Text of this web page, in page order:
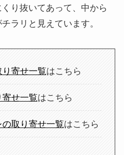
り抜いてあって、中から
ラリと見えています。
寄せ一覧はこちら
せ一覧はこちら
取り寄せ一覧はこちら